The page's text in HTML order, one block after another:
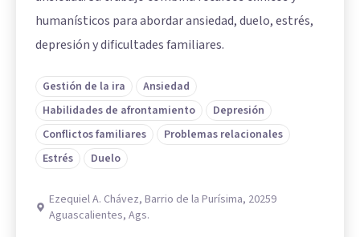
humanísticos para abordar ansiedad, duelo, estrés,
depresión y dificultades familiares.
Gestión de la ira
Ansiedad
Habilidades de afrontamiento
Depresión
Conflictos familiares
Problemas relacionales
Estrés
Duelo
Ezequiel A. Chávez, Barrio de la Purísima, 20259
Aguascalientes, Ags.